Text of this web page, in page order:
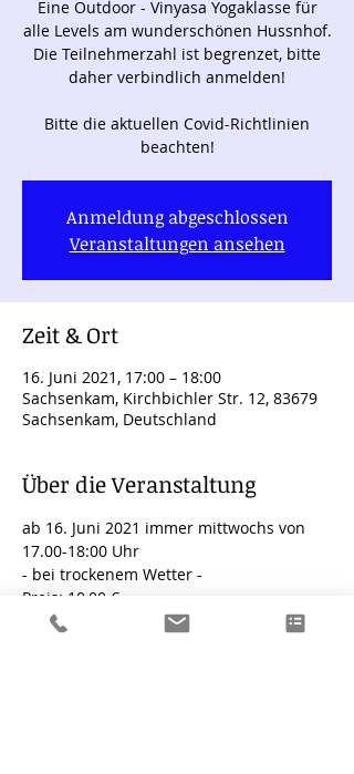
Eine Outdoor - Vinyasa Yogaklasse für
alle Levels am wunderschönen Hussnhof.
Die Teilnehmerzahl ist begrenzet, bitte
daher verbindlich anmelden!
Bitte die aktuellen Covid-Richtlinien
beachten!
Anmeldung abgeschlossen
Veranstaltungen ansehen
Zeit & Ort
16. Juni 2021, 17:00 – 18:00
Sachsenkam, Kirchbichler Str. 12, 83679
Sachsenkam, Deutschland
Über die Veranstaltung
ab 16. Juni 2021 immer mittwochs von
17.00-18:00 Uhr
- bei trockenem Wetter -
Preis: 10,00 €
zahlbar in Bar und vor Ort